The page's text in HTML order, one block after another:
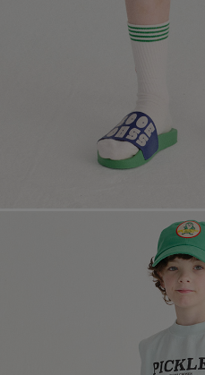
페이코 라이